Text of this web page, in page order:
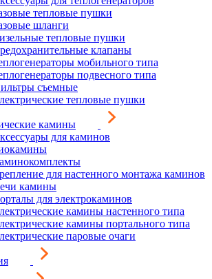
тепловые пушки
шланги
тепловые пушки
клапаны
мобильного типа
подвесного типа
съемные
тепловые пушки
камины
для каминов
для настенного монтажа каминов
камины
для электрокаминов
камины настенного типа
камины портального типа
паровые очаги